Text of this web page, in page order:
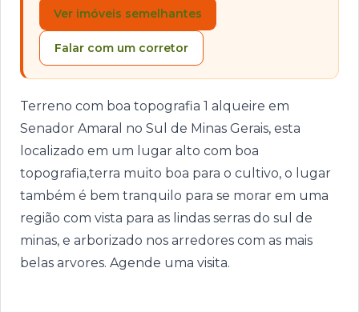
Ver imóveis semelhantes
Falar com um corretor
Terreno com boa topografia 1 alqueire em
Senador Amaral no Sul de Minas Gerais, esta
localizado em um lugar alto com boa
topografia,terra muito boa para o cultivo, o lugar
também é bem tranquilo para se morar em uma
região com vista para as lindas serras do sul de
minas, e arborizado nos arredores com as mais
belas arvores. Agende uma visita.